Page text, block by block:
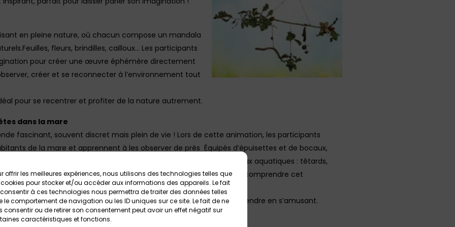
offrir les meilleures expériences, nous utilisons des technologies telles que
pour stocker et/ou accéder aux informations des appareils. Le fait
à ces technologies nous permettra de traiter des données telles
le comportement de navigation ou les ID uniques sur ce site. Le fait de ne
consentir ou de retirer son consentement peut avoir un effet négatif sur
caractéristiques et fonctions.
en pleine nature, où chacun compose un mandala
fleurs, brindilles, cailloux… Les participants
pour créer une œuvre éphémère directement
créer et se reconnecter à l’environnement tout
pour se recentrer et profiter de la nature autrement.
dans la mare
fascinant, souvent discret mais plein de vie ! Lors de cette animation, les participants
de la mare et apprennent à les observer de près Équipés d’épuisettes et de bocaux,
et curieux capturent avec précaution différents animaux aquatiques : têtards,
d’insectes, tritons ou encore grenouilles. L’occasion idéale de mieux comprendre cet
riche et fragile.
ludique et immersive, parfaite pour éveiller la curiosité et apprendre en s’amusant.
au 26 juillet : Papier recyclé